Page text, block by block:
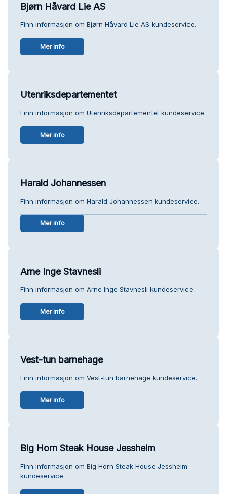
Bjørn Håvard Lie AS
Finn informasjon om Bjørn Håvard Lie AS kundeservice.
Mer info
Utenriksdepartementet
Finn informasjon om Utenriksdepartementet kundeservice.
Mer info
Harald Johannessen
Finn informasjon om Harald Johannessen kundeservice.
Mer info
Arne Inge Stavnesli
Finn informasjon om Arne Inge Stavnesli kundeservice.
Mer info
Vest-tun barnehage
Finn informasjon om Vest-tun barnehage kundeservice.
Mer info
Big Horn Steak House Jessheim
Finn informasjon om Big Horn Steak House Jessheim
kundeservice.